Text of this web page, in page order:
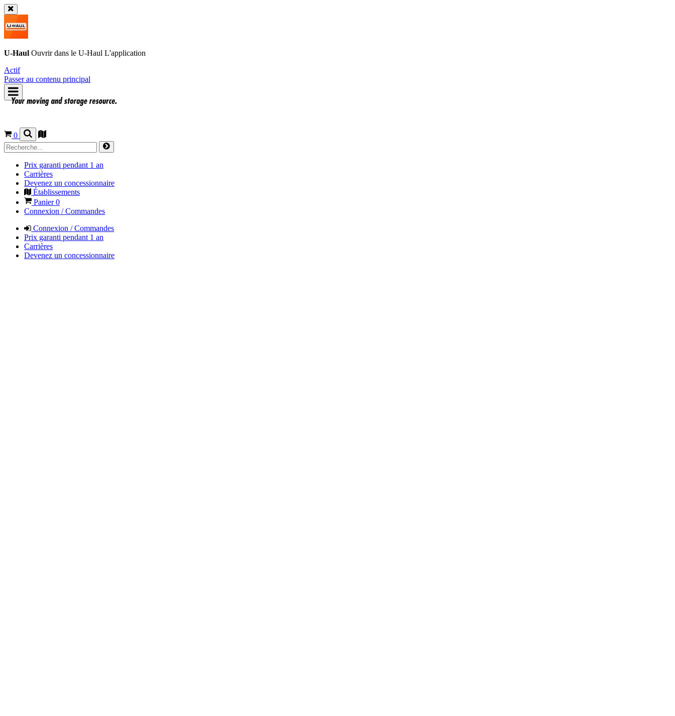
U-Haul Ouvrir dans le U-Haul L'application
Actif
Passer au contenu principal
0
Prix garanti pendant 1 an
Carrières
Devenez un concessionnaire
Établissements
Panier0
Connexion / Commandes
Connexion / Commandes
Prix garanti pendant 1 an
Carrières
Devenez un concessionnaire